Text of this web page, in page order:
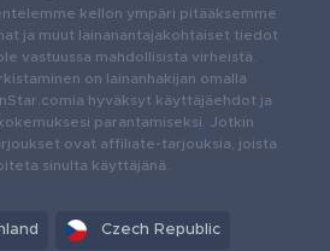
kellon ympäri pitääksemme
ja muut lainanantajakohtaiset tiedot
vastuussa mahdollisista virheistä.
on lainanhakijan omalla
hyväksyt käyttäjäehdot ja
parantamiseksi. Jotkin
ovat affiliate-tarjouksia, joista
sinulta käyttäjänä.
Czech Republic